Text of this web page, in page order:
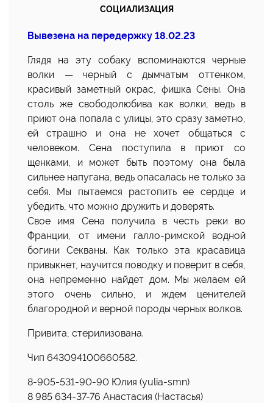
СОЦИАЛИЗАЦИЯ
Вывезена на передержку 18.02.23
Глядя на эту собаку вспоминаются черные
волки — черный с дымчатым оттенком,
красивый заметный окрас, фишка Сены. Она
столь же свободолюбива как волки, ведь в
приют она попала с улицы, это сразу заметно,
ей страшно и она не хочет общаться с
человеком. Сена поступила в приют со
щенками, и может быть поэтому она была
сильнее напугана, ведь опасалась не только за
себя. Мы пытаемся растопить ее сердце и
убедить, что можно дружить и доверять.
Свое имя Сена получила в честь реки во
Франции, от имени галло-римской водной
богини Секваны. Как только эта красавица
привыкнет, научится поводку и поверит в себя,
она непременно найдет дом. Мы желаем ей
этого очень сильно, и ждем ценителей
благородной и верной породы черных волков.
Привита, стерилизована.
Чип 643094100660582.
8-905-531-90-90 Юлия (yulia-smn)
8 985 634-37-76 Анастасия (Настасья)